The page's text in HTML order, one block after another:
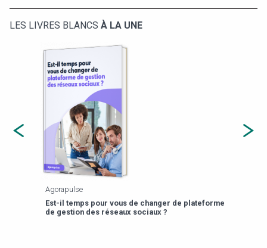
LES LIVRES BLANCS À LA UNE
Agorapulse
Est-il temps pour vous de changer de plateforme
de gestion des réseaux sociaux ?